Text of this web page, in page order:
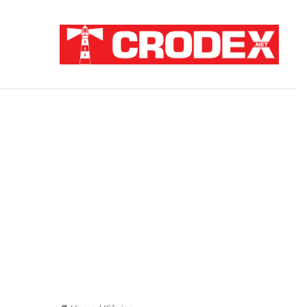
Breaking News ZATAJENA ULOGA HVO-a U “OLUJI”